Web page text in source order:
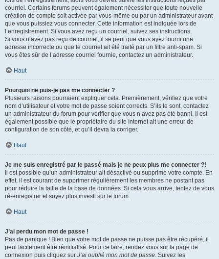
courriel. Certains forums peuvent également nécessiter que toute nouvelle
création de compte soit activée par vous-même ou par un administrateur avant
que vous puissiez vous connecter. Cette information est indiquée lors de
l’enregistrement. Si vous avez reçu un courriel, suivez ses instructions.
Si vous n’avez pas reçu de courriel, il se peut que vous ayez fourni une
adresse incorrecte ou que le courriel ait été traité par un filtre anti-spam. Si
vous êtes sûr de l’adresse courriel fournie, contactez un administrateur.
Haut
Pourquoi ne puis-je pas me connecter ?
Plusieurs raisons pourraient expliquer cela. Premièrement, vérifiez que votre
nom d’utilisateur et votre mot de passe soient corrects. S’ils le sont, contactez
un administrateur du forum pour vérifier que vous n’avez pas été banni. Il est
également possible que le propriétaire du site Internet ait une erreur de
configuration de son côté, et qu’il devra la corriger.
Haut
Je me suis enregistré par le passé mais je ne peux plus me connecter ?!
Il est possible qu’un administrateur ait désactivé ou supprimé votre compte. En
effet, il est courant de supprimer régulièrement les membres ne postant pas
pour réduire la taille de la base de données. Si cela vous arrive, tentez de vous
ré-enregistrer et soyez plus investi sur le forum.
Haut
J’ai perdu mon mot de passe !
Pas de panique ! Bien que votre mot de passe ne puisse pas être récupéré, il
peut facilement être réinitialisé. Pour ce faire, rendez vous sur la page de
connexion puis cliquez sur J’ai oublié mon mot de passe. Suivez les